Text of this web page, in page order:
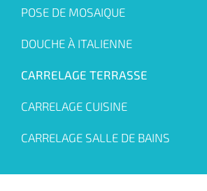
POSE DE MOSAIQUE
DOUCHE À ITALIENNE
CARRELAGE TERRASSE
CARRELAGE CUISINE
CARRELAGE SALLE DE BAINS